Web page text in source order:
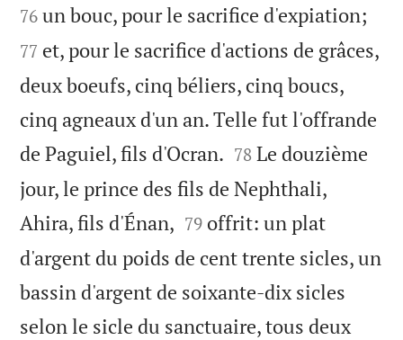
76 un bouc, pour le sacrifice d'expiation;
77 et, pour le sacrifice d'actions de grâces,
deux boeufs, cinq béliers, cinq boucs,
cinq agneaux d'un an. Telle fut l'offrande
de Paguiel, fils d'Ocran. 

78 Le douzième
jour, le prince des fils de Nephthali,
Ahira, fils d'Énan, 

79 offrit: un plat
d'argent du poids de cent trente sicles, un
bassin d'argent de soixante-dix sicles
selon le sicle du sanctuaire, tous deux